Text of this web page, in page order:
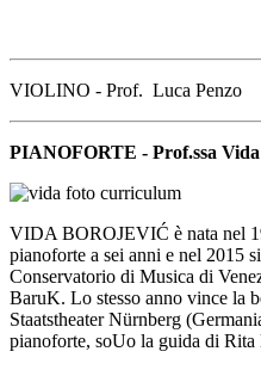
VIOLINO - Prof. Luca Penzo
PIANOFORTE - Prof.ssa
VIDA BOROJEVIĆ è nata nel
pianoforte a sei anni e nel 2015
Conservatorio di Musica di
BaruK. Lo stesso anno vince la
Staatstheater Nürnberg
pianoforte, soUo la guida di Rita